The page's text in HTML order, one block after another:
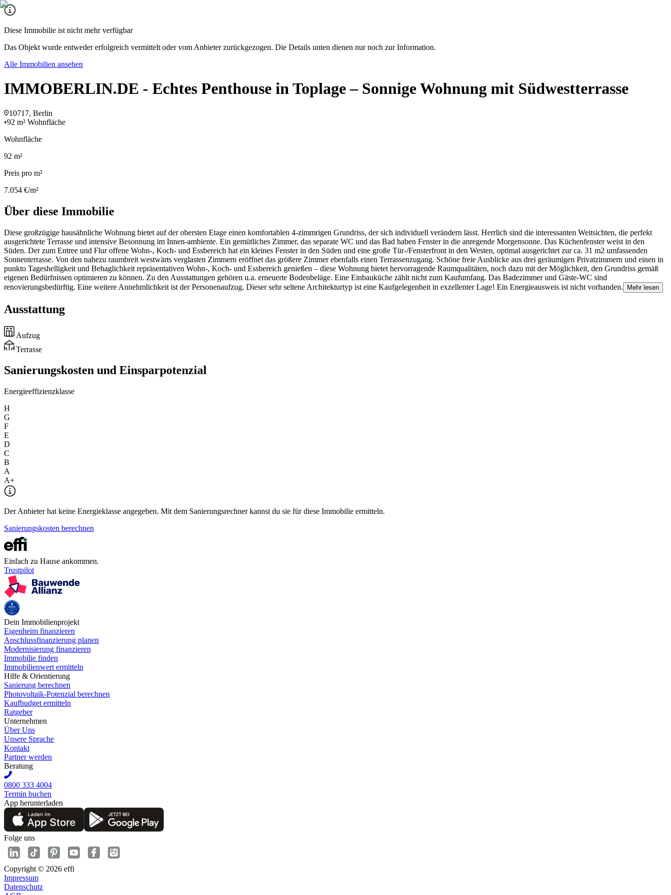
Diese Immobilie ist nicht mehr verfügbar
Das Objekt wurde entweder erfolgreich vermittelt oder vom Anbieter zurückgezogen. Die Details unten dienen nur noch zur Information.
Alle Immobilien ansehen
IMMOBERLIN.DE - Echtes Penthouse in Toplage – Sonnige Wohnung mit Südwestterrasse
10717, Berlin
•92 m² Wohnfläche
Wohnfläche
92 m²
Preis pro m²
7.054 €/m²
Über diese Immobilie
Diese großzügige hausähnliche Wohnung bietet auf der obersten Etage einen komfortablen 4-zimmrigen Grundriss, der sich individuell verändern lässt. Herrlich sind die interessanten Weitsichten, die perfekt
ausgerichtete Terrasse und intensive Besonnung im Innen-ambiente. Ein gemütliches Zimmer, das separate WC und das Bad haben Fenster in die anregende Morgensonne. Das Küchenfenster weist in den
Süden. Der zum Entree und Flur offene Wohn-, Koch- und Essbereich hat ein kleines Fenster in den Süden und eine große Tür-/Fensterfront in den Westen, optimal ausgerichtet zur ca. 31 m2 umfassenden
Sonnenterrasse. Von den nahezu raumbreit westwärts verglasten Zimmern eröffnet das größere Zimmer ebenfalls einen Terrassenzugang. Schöne freie Ausblicke aus drei geräumigen Privatzimmern und einen in
punkto Tageshelligkeit und Behaglichkeit repräsentativen Wohn-, Koch- und Essbereich genießen – diese Wohnung bietet hervorragende Raumqualitäten, noch dazu mit der Möglichkeit, den Grundriss gemäß
eigenen Bedürfnissen optimieren zu können. Zu den Ausstattungen gehören u.a. erneuerte Bodenbeläge. Eine Einbauküche zählt nicht zum Kaufumfang. Das Badezimmer und Gäste-WC sind
renovierungsbedürftig. Eine weitere Annehmlichkeit ist der Personenaufzug. Dieser sehr seltene Architekturtyp ist eine Kaufgelegenheit in exzellenter Lage! Ein Energieausweis ist nicht vorhanden.
Mehr lesen
Ausstattung
Aufzug
Terrasse
Sanierungskosten und Einsparpotenzial
Energieeffizienzklasse
H
G
F
E
D
C
B
A
A+
Der Anbieter hat keine Energieklasse angegeben. Mit dem Sanierungsrechner kannst du sie für diese Immobilie ermitteln.
Sanierungskosten berechnen
Einfach zu Hause ankommen.
Trustpilot
Dein Immobilienprojekt
Eigenheim finanzieren
Anschlussfinanzierung planen
Modernisierung finanzieren
Immobilie finden
Immobilienwert ermitteln
Hilfe & Orientierung
Sanierung berechnen
Photovoltaik-Potenzial berechnen
Kaufbudget ermitteln
Ratgeber
Unternehmen
Über Uns
Unsere Sprache
Kontakt
Partner werden
Beratung
0800 333 4004
Termin buchen
App herunterladen
Folge uns
Copyright © 2026 effi
Impressum
Datenschutz